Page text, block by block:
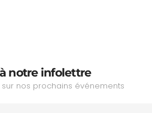
notre infolettre
nos prochains événements